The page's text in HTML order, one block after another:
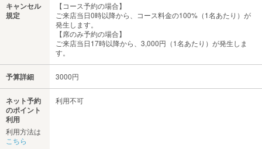
キャンセル
規定
【コース予約の場合】
ご来店当日0時以降から、コース料金の100%（1名あたり）が
発生します。
【席のみ予約の場合】
ご来店当日17時以降から、3,000円（1名あたり）が発生しま
す。
予算詳細 3000円
ネット予約
のポイント
利用
利用方法は
こちら
利用不可